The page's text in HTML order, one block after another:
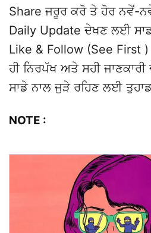
Share ਜਰੂਰ ਕਰੋ ਤੇ ਹੋਰ ਨਵੇਂ-
Daily Update ਦੇਖਣ ਲਈ
Like & Follow (See First
ਹੀ ਨਿਰਪੱਖ ਅਤੇ ਸਹੀ
ਸਾਡੇ ਨਾਲ ਜੁੜੇ ਰਹਿਣ ਲਈ
NOTE :